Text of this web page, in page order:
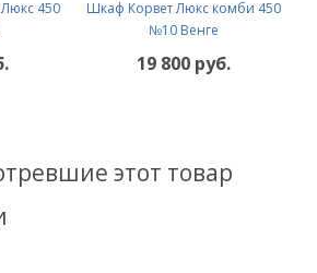
450
Шкаф Корвет Люкс комби 450
№10 Венге
19 800 руб.
этот товар